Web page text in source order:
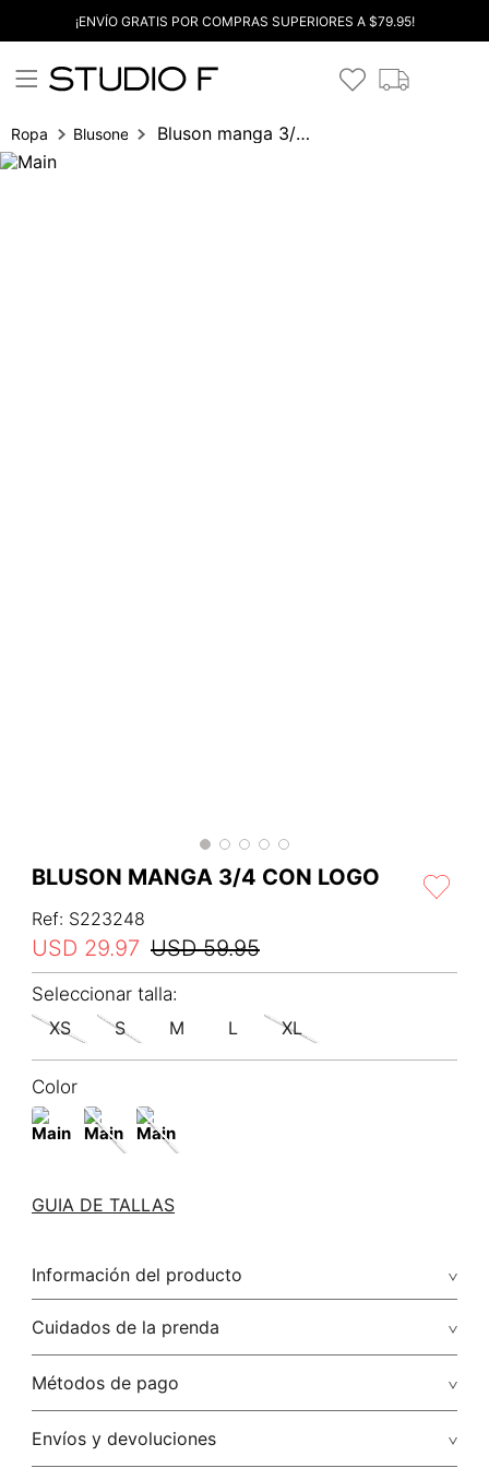
¡ENVÍO GRATIS POR COMPRAS SUPERIORES A $79.95!
Ropa Blusones Bluson manga 3/4 con logo
BLUSON MANGA 3/4 CON LOGO
Ref: S223248
USD 59.95
USD 29.97
XS S M L XL
Color
GUIA DE TALLAS
Información del producto
80.00% rayón/rayon20.00% lino/linen
Cuidados de la prenda
Lavado profesional en húmedo (w) planchar con vapor
No lavar
Métodos de pago
Tarjetas de crédito: Visa, Dinners, Master Card y American
Envíos y devoluciones